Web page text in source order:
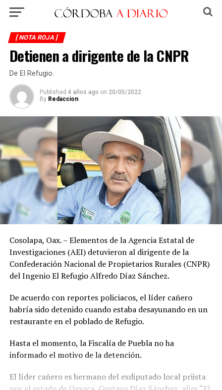
[ NOTA ROJA ]
Detienen a dirigente de la CNPR
De El Refugio.
Published 4 años ago on 20/05/2022
By Redaccion
Cosolapa, Oax. – Elementos de la Agencia Estatal de
Investigaciones (AEI) detuvieron al dirigente de la
Confederación Nacional de Propietarios Rurales (CNPR)
del Ingenio El Refugio Alfredo Díaz Sánchez.
De acuerdo con reportes policiacos, el líder cañero
habría sido detenido cuando estaba desayunando en un
restaurante en el poblado de Refugio.
Hasta el momento, la Fiscalía de Puebla no ha
informado el motivo de la detención.
El líder cañero es hermano del exdiputado local priista